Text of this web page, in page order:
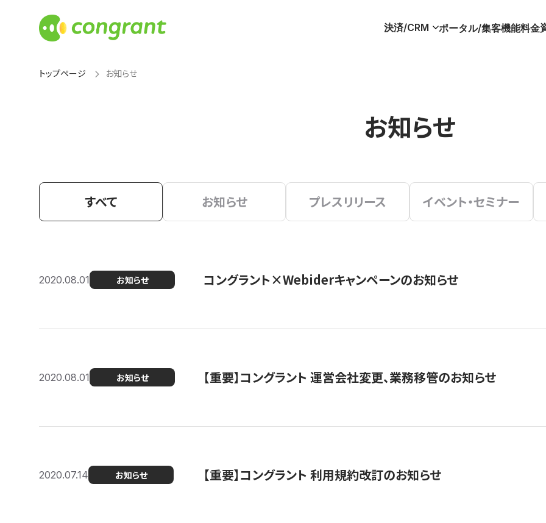
決済/CRM ポータル/集客機能料金
トップページ お知らせ
お知らせ
すべて お知らせ プレスリリース イベント・セミナー
2020.08.01 お知らせ コングラント×Webiderキャンペーンのお知らせ
2020.08.01 お知らせ 【重要】コングラント 運営会社変更、業務移管のお知らせ
2020.07.14 お知らせ 【重要】コングラント 利用規約改訂のお知らせ